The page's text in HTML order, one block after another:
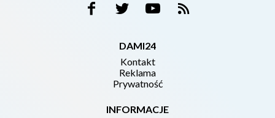
DAMI24
Kontakt
Reklama
Prywatność
INFORMACJE